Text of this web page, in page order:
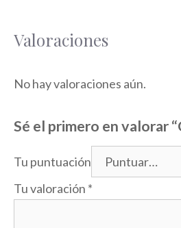
Valoraciones
No hay valoraciones aún.
Sé el primero en valorar
Tu puntuación
Tu valoración *